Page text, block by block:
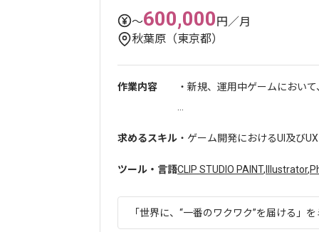
〜600,000円／月
秋葉原（東京都）
作業内容
・新規、運用中ゲームにおい
求めるスキル ・ゲーム開発におけるUI及び
ツール・言語CLIP STUDIO PAINT, Illustrator,
「世界に、“一番のワクワク”を届ける」